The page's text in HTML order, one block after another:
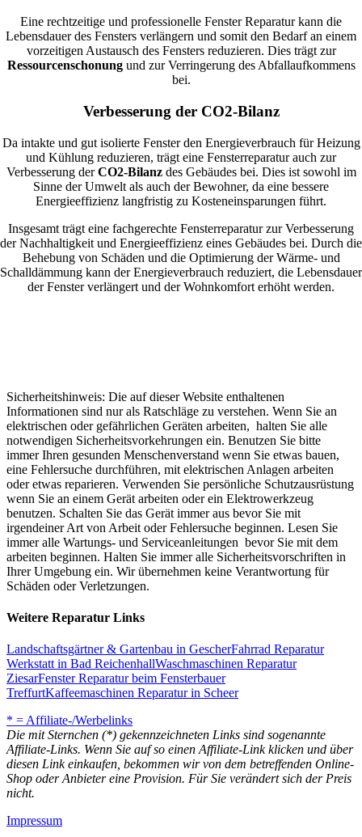
Eine rechtzeitige und professionelle Fenster Reparatur kann die
Lebensdauer des Fensters verlängern und somit den Bedarf an einem
vorzeitigen Austausch des Fensters reduzieren. Dies trägt zur
Ressourcenschonungund zur Verringerung des Abfallaufkommens
bei.
Verbesserung der CO2-Bilanz
Da intakte und gut isolierte Fenster den Energieverbrauch für Heizung
und Kühlung reduzieren, trägt eine Fensterreparatur auch zur
Verbesserung derCO2-Bilanzdes Gebäudes bei. Dies ist sowohl im
Sinne der Umwelt als auch der Bewohner, da eine bessere
Energieeffizienz langfristig zu Kosteneinsparungen führt.
Insgesamt trägt eine fachgerechte Fensterreparatur zur Verbesserung
der Nachhaltigkeit und Energieeffizienz eines Gebäudes bei. Durch die
Behebung von Schäden und die Optimierung der Wärme- und
Schalldämmung kann der Energieverbrauch reduziert, die Lebensdauer
der Fenster verlängert und der Wohnkomfort erhöht werden.
Sicherheitshinweis: Die auf dieser Website enthaltenen
Informationen sind nur als Ratschläge zu verstehen. Wenn Sie an
elektrischen oder gefährlichen Geräten arbeiten, halten Sie alle
notwendigen Sicherheitsvorkehrungen ein. Benutzen Sie bitte
immer Ihren gesunden Menschenverstand wenn Sie etwas bauen,
eine Fehlersuche durchführen, mit elektrischen Anlagen arbeiten
oder etwas reparieren. Verwenden Sie persönliche Schutzausrüstung
wenn Sie an einem Gerät arbeiten oder ein Elektrowerkzeug
benutzen. Schalten Sie das Gerät immer aus bevor Sie mit
irgendeiner Art von Arbeit oder Fehlersuche beginnen. Lesen Sie
immer alle Wartungs- und Serviceanleitungen bevor Sie mit dem
arbeiten beginnen. Halten Sie immer alle Sicherheitsvorschriften in
Ihrer Umgebung ein. Wir übernehmen keine Verantwortung für
Schäden oder Verletzungen.
Weitere Reparatur Links
Landschaftsgärtner & Gartenbau in GescherFahrrad Reparatur
Werkstatt in Bad ReichenhallWaschmaschinen Reparatur
ZiesarFenster Reparatur beim Fensterbauer
TreffurtKaffeemaschinen Reparatur in Scheer
* = Affiliate-/Werbelinks
Die mit Sternchen (*) gekennzeichneten Links sind sogenannte
Affiliate-Links. Wenn Sie auf so einen Affiliate-Link klicken und über
diesen Link einkaufen, bekommen wir von dem betreffenden Online-
Shop oder Anbieter eine Provision. Für Sie verändert sich der Preis
nicht.
Impressum